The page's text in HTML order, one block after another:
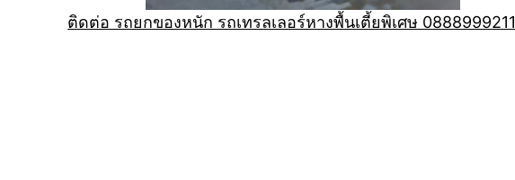
ติดต่อ รถยกของหนัก รถเทรลเลอร์หางพื้นเตี้ยพิเศษ 0888999211